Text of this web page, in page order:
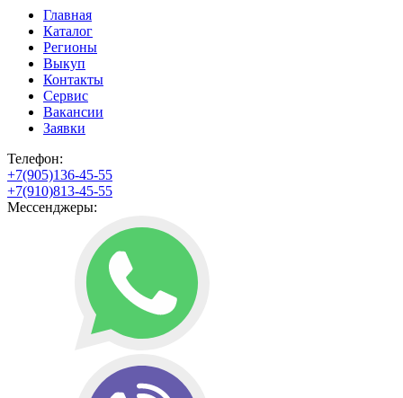
Главная
Каталог
Регионы
Выкуп
Контакты
Сервис
Вакансии
Заявки
Телефон:
+7(905)136-45-55
+7(910)813-45-55
Мессенджеры: